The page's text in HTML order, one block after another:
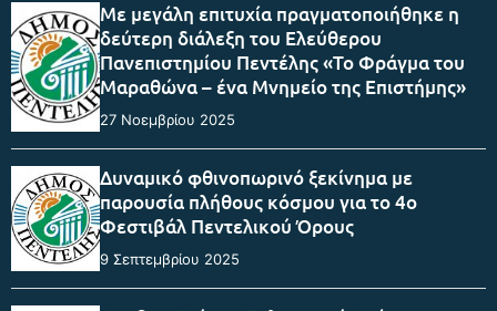
Με μεγάλη επιτυχία πραγματοποιήθηκε η
δεύτερη διάλεξη του Ελεύθερου
Πανεπιστημίου Πεντέλης «Το Φράγμα του
Μαραθώνα – ένα Μνημείο της Επιστήμης»
27 Νοεμβρίου 2025
Δυναμικό φθινοπωρινό ξεκίνημα με
παρουσία πλήθους κόσμου για το 4ο
Φεστιβάλ Πεντελικού Όρους
9 Σεπτεμβρίου 2025